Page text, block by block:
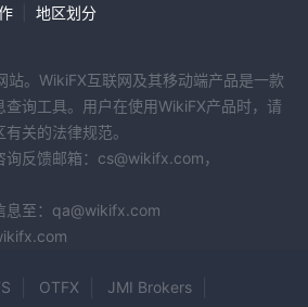
、Facebook、Instagram、
户支持，确保24/7的持续帮助。客户可
单，提供流畅高效的解决方案。
响应能力，通过多样化的数字渠道优先提
平台，提供多种投资产品，并通过其智能
、全天候客户支持和免佣金的股票交割，
地区划分
站。WikiFX互联网及其移动端产品是一款
询工具。用户在使用WikiFX产品时，请
关的法律规范。
反馈邮箱：cs@wikifx.com，
息至：qa@wikifx.com
OTFX JMI Brokers